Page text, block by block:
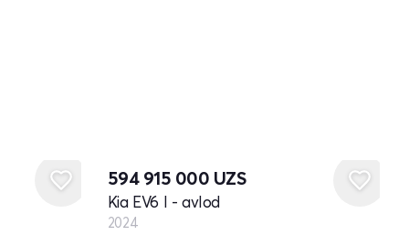
594 915 000 UZS
Kia EV6 I - avlod
2024